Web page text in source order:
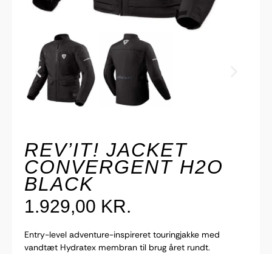
REV’IT! JACKET
CONVERGENT H2O
BLACK
1.929,00 KR.
Entry-level adventure-inspireret touringjakke med
vandtæt Hydratex membran til brug året rundt.